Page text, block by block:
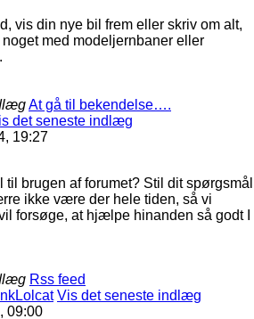
vis din nye bil frem eller skriv om alt,
med modeljernbaner eller
At gå til bekendelse….
det seneste indlæg
19:27
til brugen af forumet? Stil dit spørgsmål
ikke være der hele tiden, så vi
forsøge, at hjælpe hinanden så godt I
Rss feed
Vis det seneste indlæg
09:00